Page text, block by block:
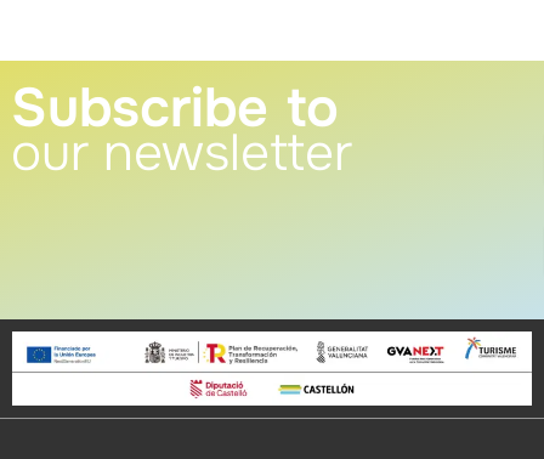
Subscribe to
our newsletter